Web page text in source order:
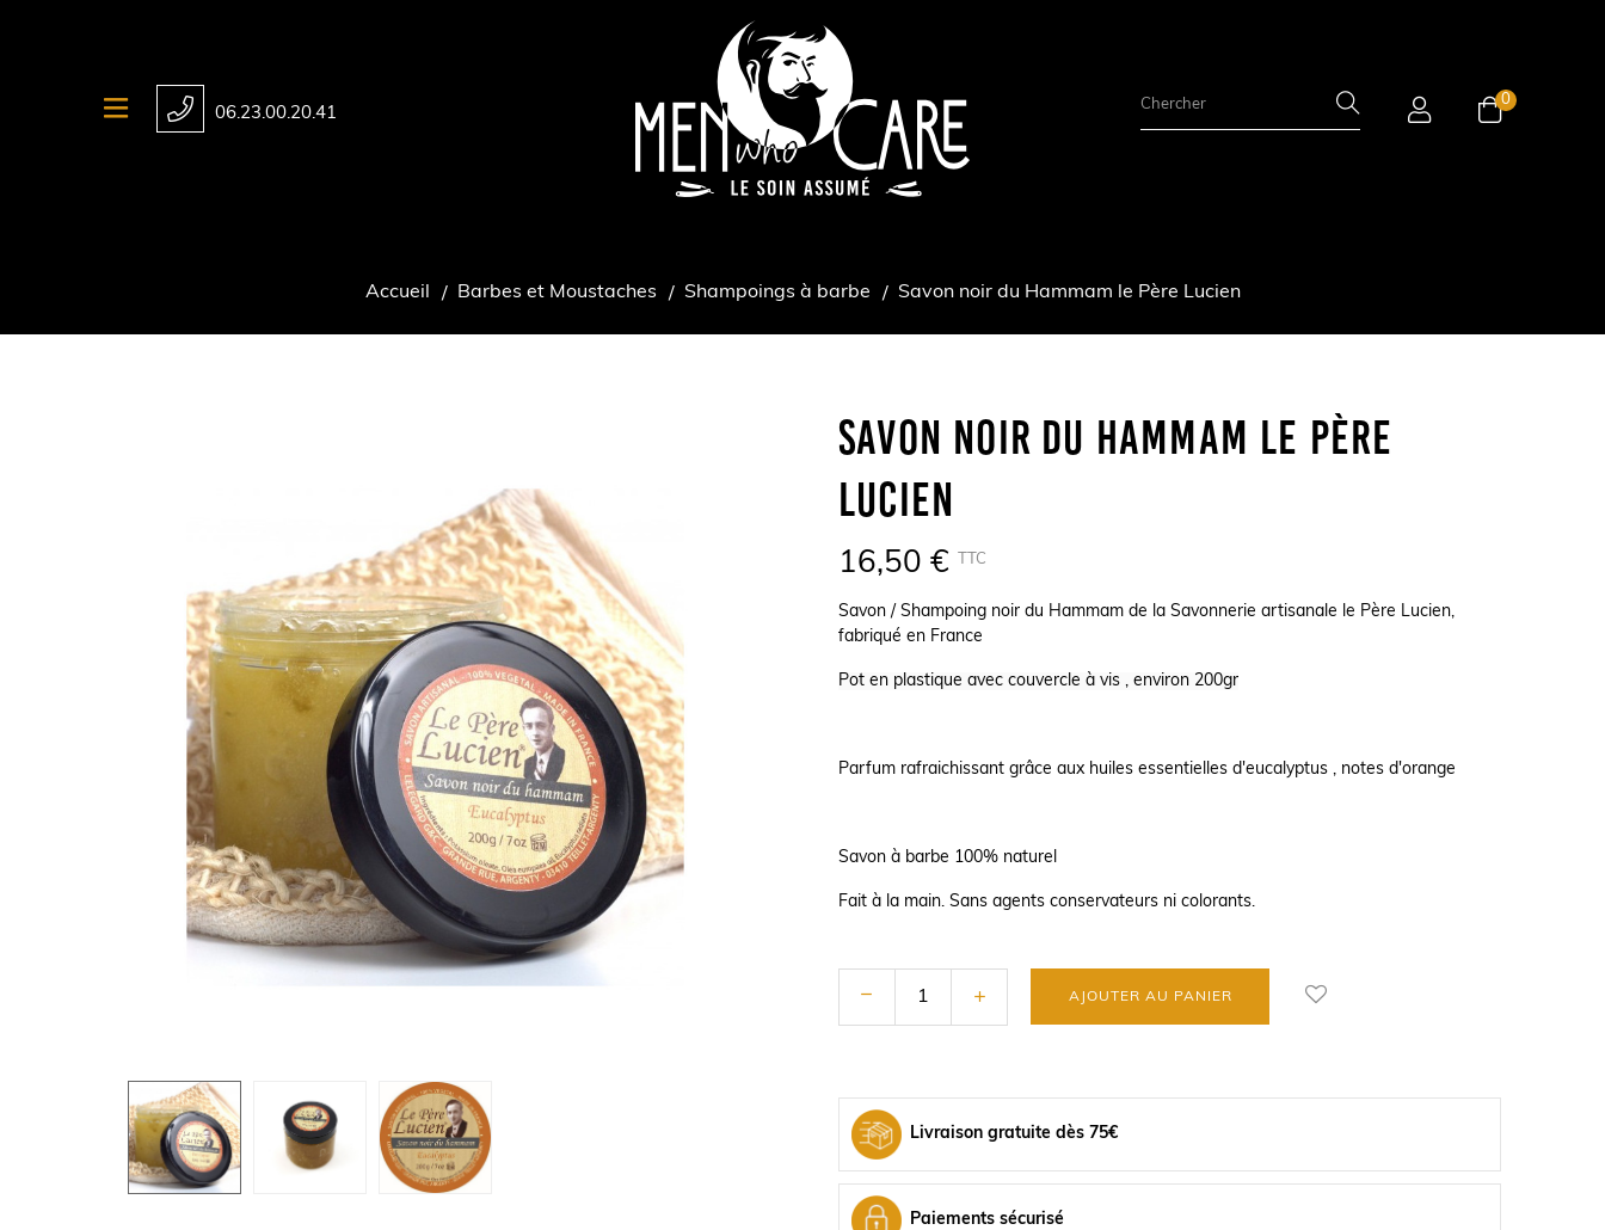
06.23.00.20.41
0
Accueil Barbes et Moustaches Shampoings à barbe Savon noir du Hammam le Père Lucien
Savon Noir Du Hammam Le Père
Lucien
16,50 € TTC
Savon / Shampoing noir du Hammam de la Savonnerie artisanale le Père Lucien,
fabriqué en France
Pot en plastique avec couvercle à vis , environ 200gr
Parfum rafraichissant grâce aux huiles essentielles d'eucalyptus , notes d'orange
Savon à barbe 100% naturel
Fait à la main. Sans agents conservateurs ni colorants.
AJOUTER AU PANIER
Livraison gratuite dès 75€
Paiements sécurisé